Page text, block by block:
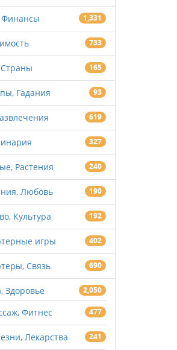
Финансы 1,331
733
Страны 165
Гадания 93
619
327
Растения 240
Любовь 190
Культура 192
игры 402
Связь 690
Здоровье 2,050
Фитнес 477
Лекарства 241